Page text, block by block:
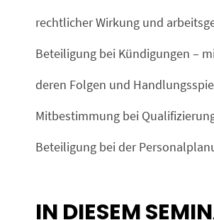
rechtlicher Wirkung und
Beteiligung bei Kündigungen –
deren Folgen und
Mitbestimmung bei
Beteiligung bei der
IN DIESEM